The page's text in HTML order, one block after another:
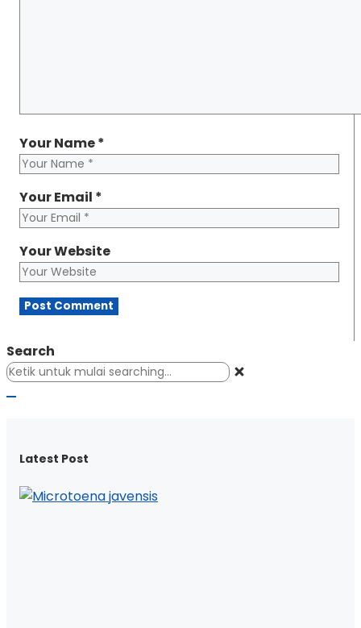
Your Name*
Your Email *
Your Website
Search
Latest Post